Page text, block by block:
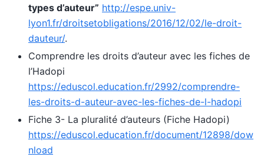
types d’auteur” http://espe.univ-
lyon1.fr/droitsetobligations/2016/12/02/le-droit-
dauteur/.
Comprendre les droits d’auteur avec les fiches de
l’Hadopi
https://eduscol.education.fr/2992/comprendre-
les-droits-d-auteur-avec-les-fiches-de-l-hadopi
Fiche 3- La pluralité d’auteurs (Fiche Hadopi)
https://eduscol.education.fr/document/12898/dow
nload